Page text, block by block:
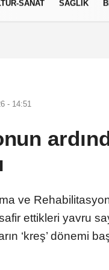
SANAT SAĞLIK
- 14:51
ve
ettikleri yavru
‘kreş’ dönemi